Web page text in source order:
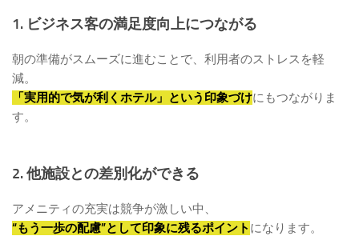
1. ビジネス客の満足度向上につながる
朝の準備がスムーズに進むことで、利用者のストレスを軽
減。
「実用的で気が利くホテル」という印象づけにもつながりま
す。
2. 他施設との差別化ができる
アメニティの充実は競争が激しい中、
“もう一歩の配慮”として印象に残るポイント になります。